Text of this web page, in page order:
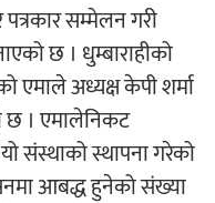
सम्मेलन गरी
छ । धुम्बाराहीको
एमाले अध्यक्ष केपी शर्मा
छ । एमालेनिकट
संस्थाको स्थापना गरेको
आबद्ध हुनेको संख्या